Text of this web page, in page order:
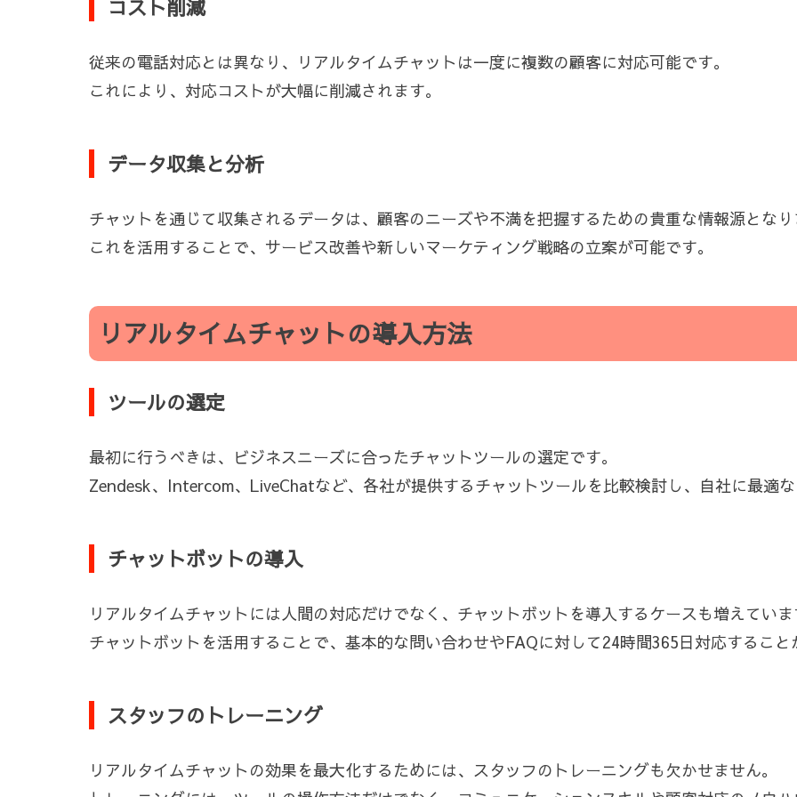
コスト削減
従来の電話対応とは異なり、リアルタイムチャットは一度に複数の顧客に対応可能です。
これにより、対応コストが大幅に削減されます。
データ収集と分析
チャットを通じて収集されるデータは、顧客のニーズや不満を把握するための貴重な情報源とな
これを活用することで、サービス改善や新しいマーケティング戦略の立案が可能です。
リアルタイムチャットの導入方法
ツールの選定
最初に行うべきは、ビジネスニーズに合ったチャットツールの選定です。
Zendesk、Intercom、LiveChatなど、各社が提供するチャットツールを比較検討し、自社に最適
チャットボットの導入
リアルタイムチャットには人間の対応だけでなく、チャットボットを導入するケースも増えてい
チャットボットを活用することで、基本的な問い合わせやFAQに対して24時間365日対応すること
スタッフのトレーニング
リアルタイムチャットの効果を最大化するためには、スタッフのトレーニングも欠かせません。